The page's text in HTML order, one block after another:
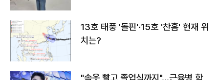
13호 태풍 '돌핀'·15호 '찬홈' 현재 위
치는?
"속옷 빨고 졸업식까지"…근육병 학